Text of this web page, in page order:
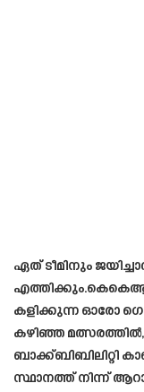
ഏത് ടീമിനും
കളിക്കുന്ന ഓരോ
കഴിഞ്ഞ
ബാക്ക്ബിബിലിറ്റി
സ്ഥാനത്ത് നിന്ന്